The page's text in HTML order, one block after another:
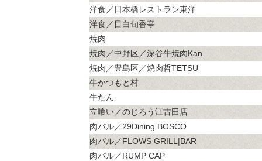
洋食／日本橋レストラン東洋
洋食／目白旬香亭
焼肉
焼肉／中野区／深谷牛焼肉Kan
焼肉／豊島区／焼肉哲TETSU
牛かつもと村
牛たん
立喰い／のじろう江古田店
肉バル／29Dining BOSCO
肉バル／FLOWS GRILL|BAR
肉バル／RUMP CAP